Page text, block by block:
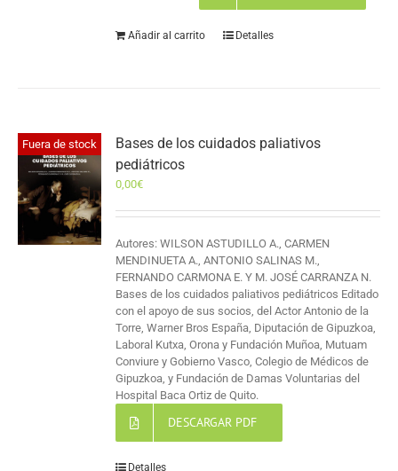
Añadir al carrito Detalles
Fuera de stock
Bases de los cuidados paliativos
pediátricos
0,00€
Autores: WILSON ASTUDILLO A., CARMEN
MENDINUETA A., ANTONIO SALINAS M.,
FERNANDO CARMONA E. Y M. JOSÉ CARRANZA N.
Bases de los cuidados paliativos pediátricos Editado
con el apoyo de sus socios, del Actor Antonio de la
Torre, Warner Bros España, Diputación de Gipuzkoa,
Laboral Kutxa, Orona y Fundación Muñoa, Mutuam
Conviure y Gobierno Vasco, Colegio de Médicos de
Gipuzkoa, y Fundación de Damas Voluntarias del
Hospital Baca Ortiz de Quito.
DESCARGAR PDF
Detalles